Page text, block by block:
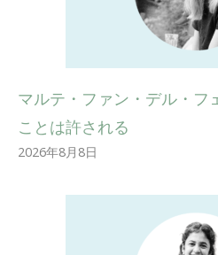
マルテ・ファン・デル・フ
ことは許される
2026年8月8日